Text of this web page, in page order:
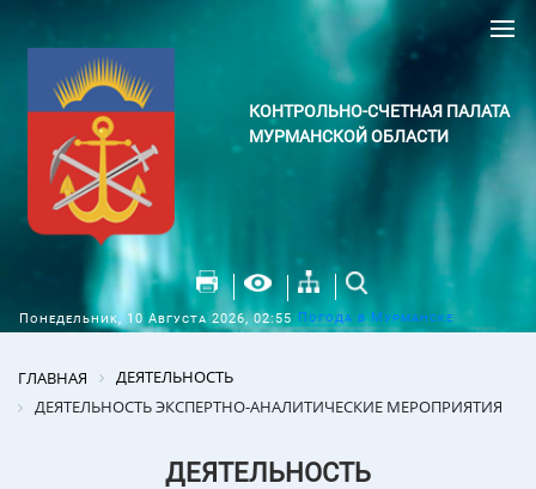
КОНТРОЛЬНО-СЧЕТНАЯ ПАЛАТА
МУРМАНСКОЙ ОБЛАСТИ
Понедельник, 10 Августа 2026, 02:55 Погода в Мурманске
ГЛАВНАЯ
ДЕЯТЕЛЬНОСТЬ
ДЕЯТЕЛЬНОСТЬ ЭКСПЕРТНО-АНАЛИТИЧЕСКИЕ МЕРОПРИЯТИЯ
ДЕЯТЕЛЬНОСТЬ